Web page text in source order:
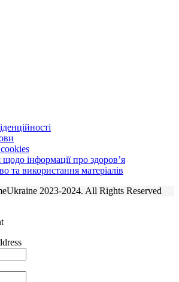
інформації про здоров’я
та використання матеріалів
2023-2024. All Rights Reserved